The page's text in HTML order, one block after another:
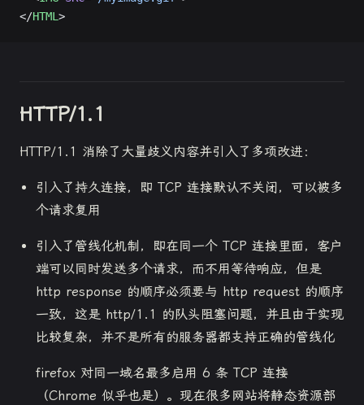
</HTML >
HTTP/1.1
HTTP/1.1 消除了大量歧义内容并引入了多项改进：
引入了持久连接，即 TCP 连接默认不关闭，可以被多
个请求复用
引入了管线化机制，即在同一个 TCP 连接里面，客户
端可以同时发送多个请求，而不用等待响应，但是
http response 的顺序必须要与 http request 的顺序
一致，这是 http/1.1 的队头阻塞问题，并且由于实现
比较复杂，并不是所有的服务器都支持正确的管线化
firefox 对同一域名最多启用 6 条 TCP 连接
（Chrome 似乎也是）。现在很多网站将静态资源部